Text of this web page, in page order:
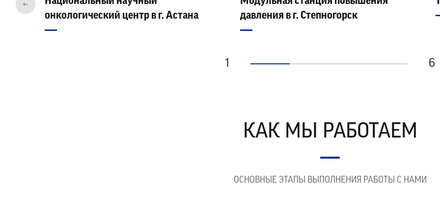
онкологический центр в г. Астана
давления в г. Степногорск
1 6
КАК МЫ РАБОТАЕМ
ОСНОВНЫЕ ЭТАПЫ ВЫПОЛНЕНИЯ РАБОТЫ С НАМИ